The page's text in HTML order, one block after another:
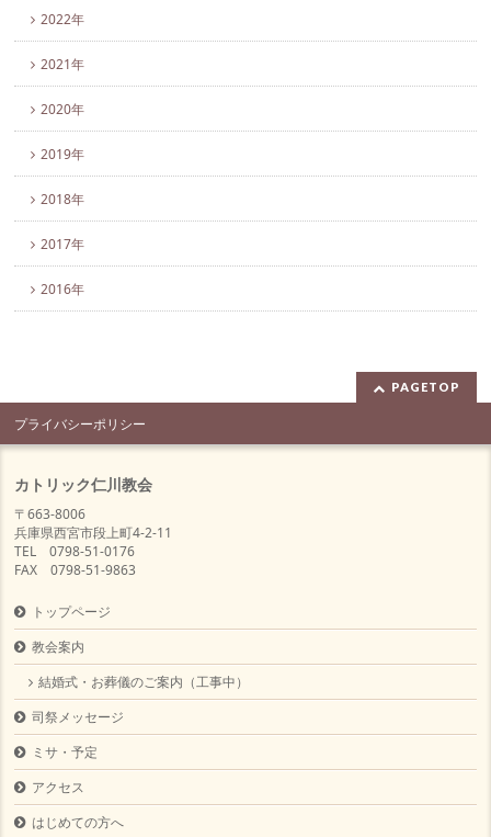
2022年
2021年
2020年
2019年
2018年
2017年
2016年
PAGETOP
プライバシーポリシー
カトリック仁川教会
〒663-8006
兵庫県西宮市段上町4-2-11
TEL 0798-51-0176
FAX 0798-51-9863
トップページ
教会案内
結婚式・お葬儀のご案内（工事中）
司祭メッセージ
ミサ・予定
アクセス
はじめての方へ